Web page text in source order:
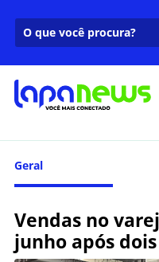
Geral
Vendas no
junho após